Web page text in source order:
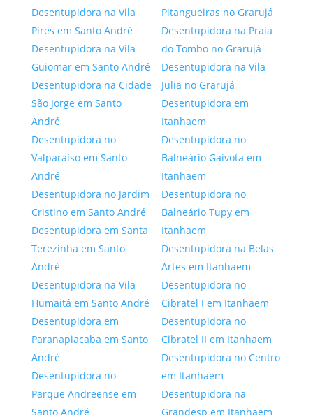
Desentupidora na Vila
Pires em Santo André
Desentupidora na Vila
Guiomar em Santo André
Desentupidora na Cidade
São Jorge em Santo
André
Desentupidora no
Valparaíso em Santo
André
Desentupidora no Jardim
Cristino em Santo André
Desentupidora em Santa
Terezinha em Santo
André
Desentupidora na Vila
Humaitá em Santo André
Desentupidora em
Paranapiacaba em Santo
André
Desentupidora no
Parque Andreense em
Santo André
Pitangueiras no Grarujá
Desentupidora na Praia
do Tombo no Grarujá
Desentupidora na Vila
Julia no Grarujá
Desentupidora em
Itanhaem
Desentupidora no
Balneário Gaivota em
Itanhaem
Desentupidora no
Balneário Tupy em
Itanhaem
Desentupidora na Belas
Artes em Itanhaem
Desentupidora no
Cibratel I em Itanhaem
Desentupidora no
Cibratel II em Itanhaem
Desentupidora no Centro
em Itanhaem
Desentupidora na
Grandesp em Itanhaem